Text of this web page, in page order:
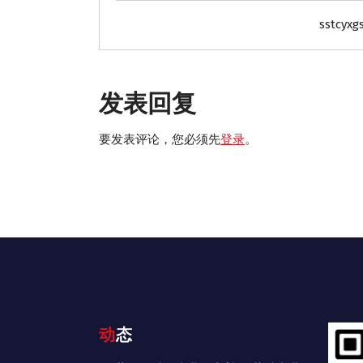
发表回复
要发表评论，您必须先登录。
动态